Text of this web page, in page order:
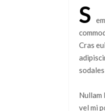
S
Cras
Nullam
vel mi